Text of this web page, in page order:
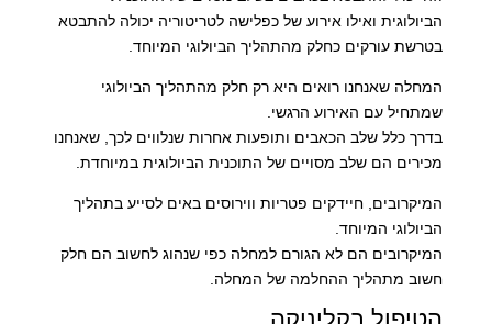
הביולוגית ואילו אירוע של כפלישה לטריטוריה יכולה להתבטא
בטרשת עורקים כחלק מהתהליך הביולוגי המיוחד.
המחלה שאנחנו רואים היא רק חלק מהתהליך הביולוגי
שמתחיל עם האירוע הרגשי.
בדרך כלל שלב הכאבים ותופעות אחרות שנלווים לכך, שאנחנו
מכירים הם שלב מסויים של התוכנית הביולוגית במיוחדת.
המיקרובים, חיידקים פטריות ווירוסים באים לסייע בתהליך
הביולוגי המיוחד.
המיקרובים הם לא הגורם למחלה כפי שנהוג לחשוב הם חלק
חשוב מתהליך ההחלמה של המחלה.